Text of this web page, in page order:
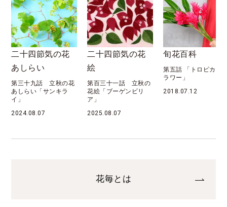
二十四節気の花
絵
第百三十一話 立秋の
花絵「ブーゲンビリ
ア」
2025.08.07
旬花百科
第五話 「トロピカルフ
2018.07.12
花月暦
第六十九話 「八月
秋 処暑」
2022.08.07
花毎とは